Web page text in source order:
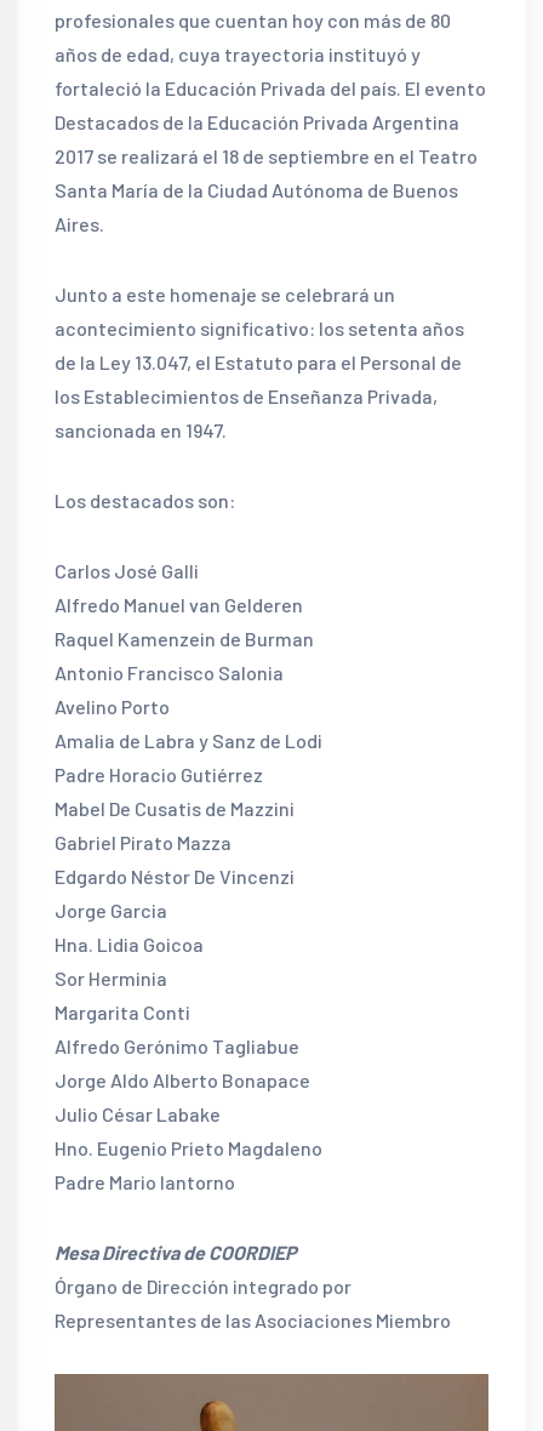
profesionales que cuentan hoy con más de 80
años de edad, cuya trayectoria instituyó y
fortaleció la Educación Privada del país. El evento
Destacados de la Educación Privada Argentina
2017 se realizará el 18 de septiembre en el Teatro
Santa María de la Ciudad Autónoma de Buenos
Aires.
Junto a este homenaje se celebrará un
acontecimiento significativo: los setenta años
de la Ley 13.047, el Estatuto para el Personal de
los Establecimientos de Enseñanza Privada,
sancionada en 1947.
Los destacados son:
Carlos José Galli
Alfredo Manuel van Gelderen
Raquel Kamenzein de Burman
Antonio Francisco Salonia
Avelino Porto
Amalia de Labra y Sanz de Lodi
Padre Horacio Gutiérrez
Mabel De Cusatis de Mazzini
Gabriel Pirato Mazza
Edgardo Néstor De Vincenzi
Jorge Garcia
Hna. Lidia Goicoa
Sor Herminia
Margarita Conti
Alfredo Gerónimo Tagliabue
Jorge Aldo Alberto Bonapace
Julio César Labake
Hno. Eugenio Prieto Magdaleno
Padre Mario Iantorno
Mesa Directiva de COORDIEP
Órgano de Dirección integrado por
Representantes de las Asociaciones Miembro